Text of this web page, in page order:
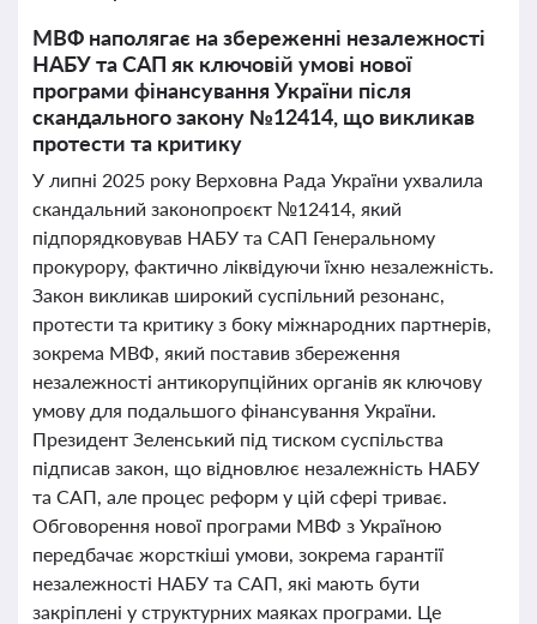
МВФ наполягає на збереженні незалежності
НАБУ та САП як ключовій умові нової
програми фінансування України після
скандального закону №12414, що викликав
протести та критику
У липні 2025 року Верховна Рада України ухвалила
скандальний законопроєкт №12414, який
підпорядковував НАБУ та САП Генеральному
прокурору, фактично ліквідуючи їхню незалежність.
Закон викликав широкий суспільний резонанс,
протести та критику з боку міжнародних партнерів,
зокрема МВФ, який поставив збереження
незалежності антикорупційних органів як ключову
умову для подальшого фінансування України.
Президент Зеленський під тиском суспільства
підписав закон, що відновлює незалежність НАБУ
та САП, але процес реформ у цій сфері триває.
Обговорення нової програми МВФ з Україною
передбачає жорсткіші умови, зокрема гарантії
незалежності НАБУ та САП, які мають бути
закріплені у структурних маяках програми. Це